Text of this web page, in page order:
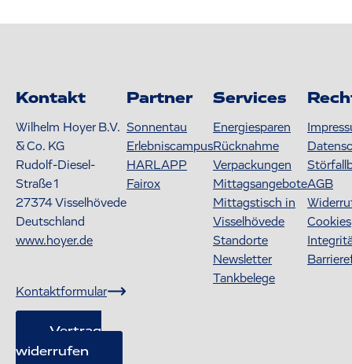
Kontakt
Wilhelm Hoyer B.V.
& Co. KG
Rudolf-Diesel-
Straße 1
27374Visselhövede
Deutschland
www.hoyer.de
Kontaktformular
Vertrag
widerrufen
Partner
Sonnentau
Erlebniscampus
HARLAPP
Fairox
Services
Energiesparen
Rücknahme
Verpackungen
Mittagsangebote
Mittagstisch in
Visselhövede
Standorte
Newsletter
Tankbelege
AGB
Cookies